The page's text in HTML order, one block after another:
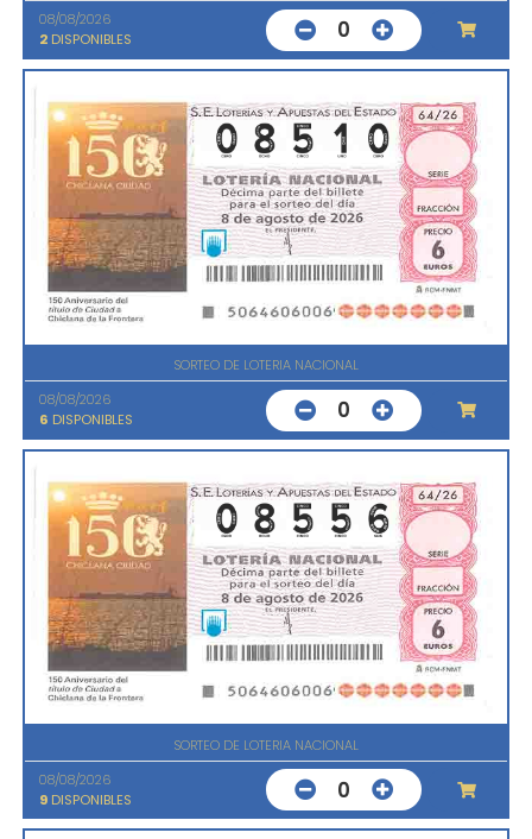
08/08/2026
2 DISPONIBLES 0
SORTEO DE LOTERIA NACIONAL
08/08/2026
6 DISPONIBLES 0
SORTEO DE LOTERIA NACIONAL
08/08/2026
9 DISPONIBLES 0